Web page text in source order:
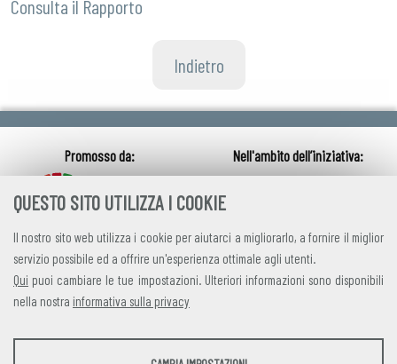
QUESTO SITO UTILIZZA I COOKIE
Il nostro sito web utilizza i cookie per aiutarci a migliorarlo, a fornire il miglior
servizio possibile ed a offrire un'esperienza ottimale agli utenti.
Qui puoi cambiare le tue impostazioni. Ulteriori informazioni sono disponibili
nella nostra informativa sulla privacy
STATISTICHE
Consulta il Rapporto
Indietro
credits|privacy|contatti